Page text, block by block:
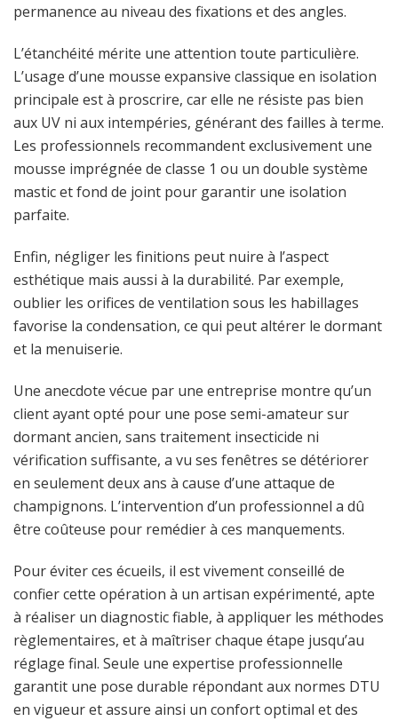
permanence au niveau des fixations et des angles.
L’étanchéité mérite une attention toute particulière.
L’usage d’une mousse expansive classique en isolation
principale est à proscrire, car elle ne résiste pas bien
aux UV ni aux intempéries, générant des failles à terme.
Les professionnels recommandent exclusivement une
mousse imprégnée de classe 1 ou un double système
mastic et fond de joint pour garantir une isolation
parfaite.
Enfin, négliger les finitions peut nuire à l’aspect
esthétique mais aussi à la durabilité. Par exemple,
oublier les orifices de ventilation sous les habillages
favorise la condensation, ce qui peut altérer le dormant
et la menuiserie.
Une anecdote vécue par une entreprise montre qu’un
client ayant opté pour une pose semi-amateur sur
dormant ancien, sans traitement insecticide ni
vérification suffisante, a vu ses fenêtres se détériorer
en seulement deux ans à cause d’une attaque de
champignons. L’intervention d’un professionnel a dû
être coûteuse pour remédier à ces manquements.
Pour éviter ces écueils, il est vivement conseillé de
confier cette opération à un artisan expérimenté, apte
à réaliser un diagnostic fiable, à appliquer les méthodes
règlementaires, et à maîtriser chaque étape jusqu’au
réglage final. Seule une expertise professionnelle
garantit une pose durable répondant aux normes DTU
en vigueur et assure ainsi un confort optimal et des